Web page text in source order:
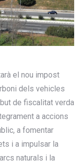
el nou impost
dels vehicles
de fiscalitat verda
a accions
a fomentar
i a impulsar la
naturals i la